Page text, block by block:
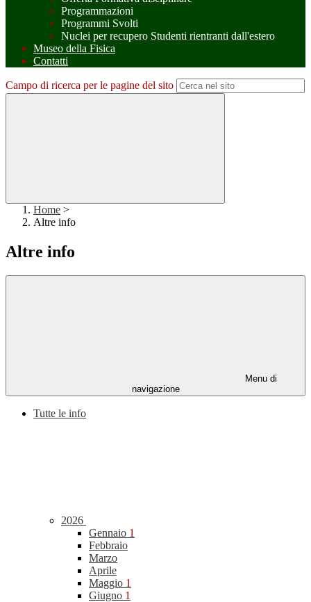
Programmazioni
Programmi Svolti
Nuclei per recupero Studenti rientranti dall'estero
Museo della Fisica
Contatti
Campo di ricerca per le pagine del sito
Home >
Altre info
Altre info
Menu di
navigazione
Tutte le info
2026
Gennaio 1
Febbraio
Marzo
Aprile
Maggio 1
Giugno 1